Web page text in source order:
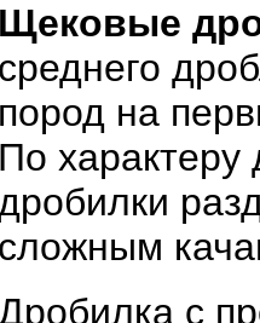
Щековые
среднего
пород на
По
сложным
с